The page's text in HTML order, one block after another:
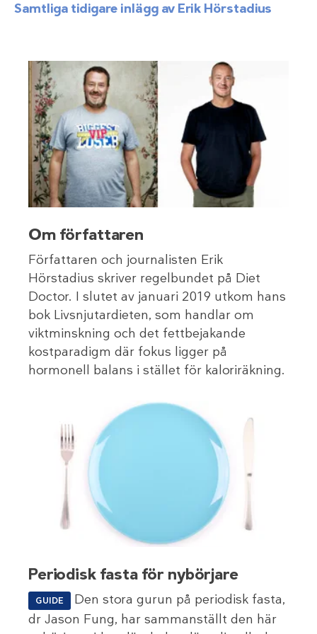
Samtliga tidigare inlägg av Erik Hörstadius
Om författaren
Författaren och journalisten Erik
Hörstadius skriver regelbundet på Diet
Doctor. I slutet av januari 2019 utkom hans
bok Livsnjutardieten, som handlar om
viktminskning och det fettbejakande
kostparadigm där fokus ligger på
hormonell balans i stället för kaloriräkning.
Periodisk fasta för nybörjare
GUIDE
Den stora gurun på periodisk fasta,
dr Jason Fung, har sammanställt den här